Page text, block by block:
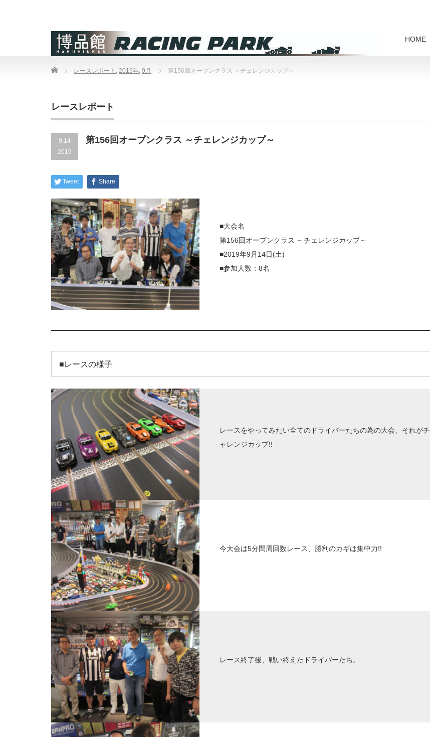
HOME
Home レースレポート , 2019年, 9月 第156回オープンクラス ～チェレンジカップ～
レースレポート
9.14
2019
第156回オープンクラス ～チェレンジカップ～
Tweet Share
■大会名
第156回オープンクラス ～チェレンジカップ～
■2019年9月14日(土)
■参加人数：8名
■レースの様子
レースをやってみたい全てのドライバーたちの為の大会、それがチ
ャレンジカップ!!
今大会は5分間周回数レース、勝利のカギは集中力!!
レース終了後、戦い終えたドライバーたち。